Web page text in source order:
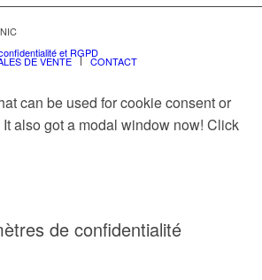
et RGPD
DE VENTE CONTACT
can be used for cookie consent or
also got a modal window now! Click
de confidentialité